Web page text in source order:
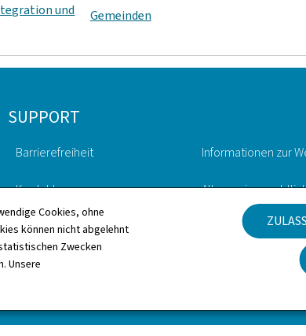
Cookies, ohne
können nicht abgelehnt
Zwecken
Unsere
und
Gemeinden
SUPPORT
Barrierefreiheit
Kontakt
Sitemap
Informationen zur
Allgemeine
Verwaltung der